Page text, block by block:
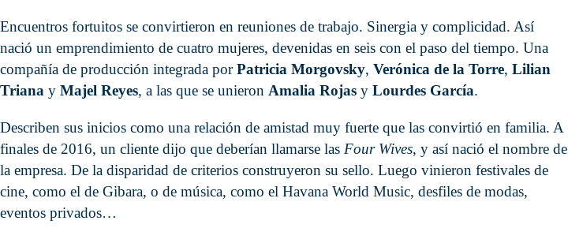
Encuentros fortuitos se convirtieron en reuniones de trabajo. Sinergia y complicidad. Así
nació un emprendimiento de cuatro mujeres, devenidas en seis con el paso del tiempo. Una
compañía de producción integrada porPatricia Morgovsky, Verónica de la Torre, Lilian
Triana y Majel Reyes, a las que se unieron Amalia Rojas y Lourdes García.
Describen sus inicios como una relación de amistad muy fuerte que las convirtió en familia. A
finales de 2016, un cliente dijo que deberían llamarse las Four Wives, y así nació el nombre de
la empresa. De la disparidad de criterios construyeron su sello. Luego vinieron festivales de
cine, como el de Gibara, o de música, como el Havana World Music, desfiles de modas,
eventos privados…